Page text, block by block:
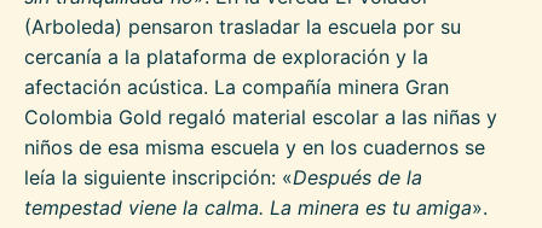
(Arboleda) pensaron trasladar la escuela por su
cercanía a la plataforma de exploración y la
afectación acústica. La compañía minera Gran
Colombia Gold regaló material escolar a las niñas y
niños de esa misma escuela y en los cuadernos se
leía la siguiente inscripción: «Después de la
tempestad viene la calma. La minera es tu amiga».